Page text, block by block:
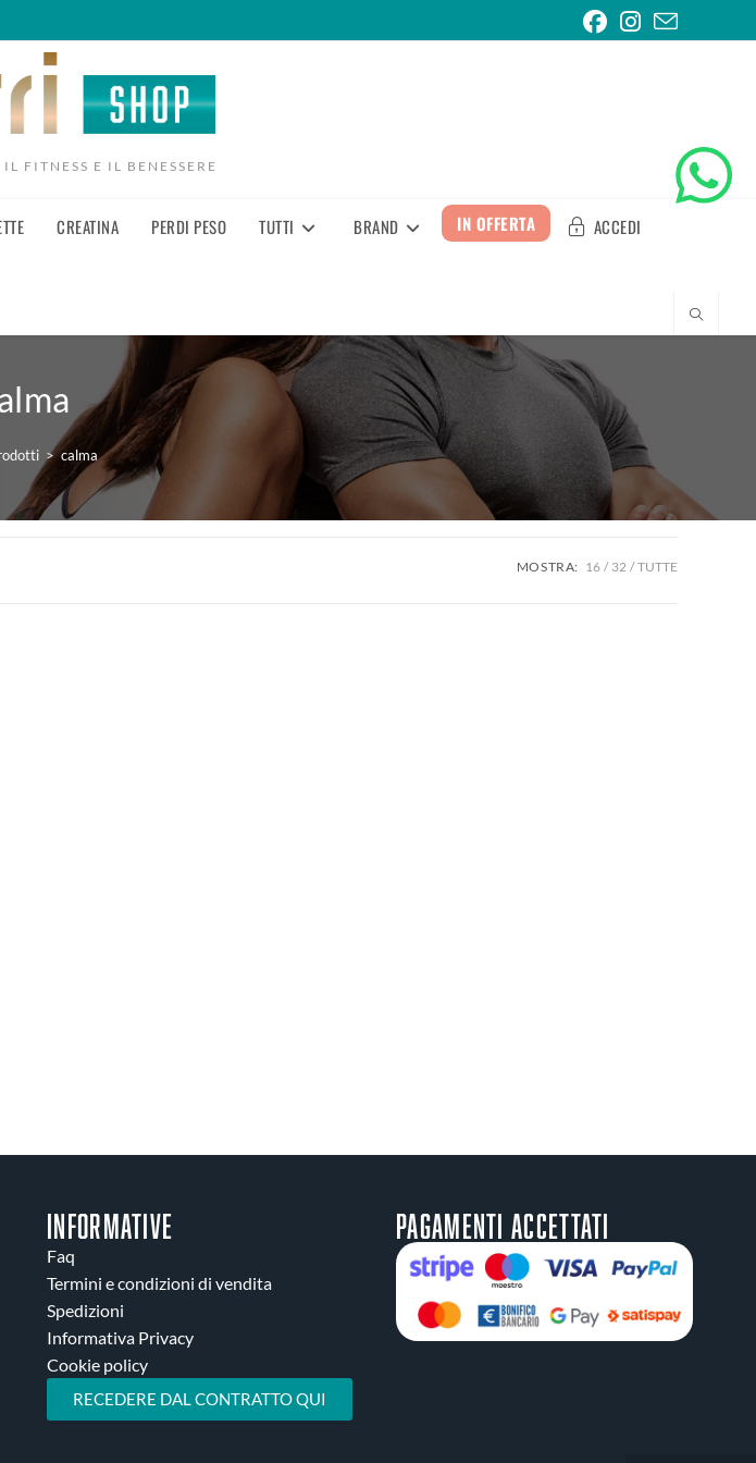
FITNESS E IL BENESSERE
CREATINA PERDI PESO TUTTI BRAND IN OFFERTA ACCEDI
> calma
MOSTRA: 16 32 TUTTE
INFORMATIVE
Faq
Termini e condizioni di vendita
Spedizioni
Informativa Privacy
Cookie policy
RECEDERE DAL CONTRATTO QUI
Pagamenti accettati